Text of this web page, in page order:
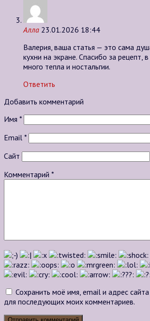
Алла 23.01.2026 18:44
Валерия, ваша статья — это сама
кухни на экране. Спасибо за рецепт,
много тепла и ностальгии.
Ответить
Добавить комментарий
Имя *
Email *
Сайт
Комментарий *
Сохранить моё имя, email и адрес
для последующих моих комментариев.